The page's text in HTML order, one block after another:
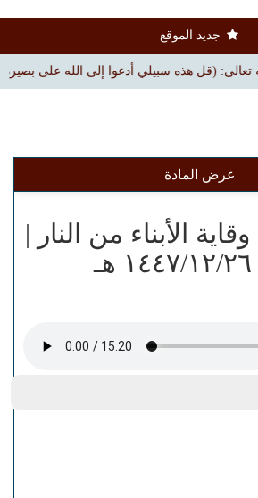
جديد الموقع
(قل هذه سبيلي أدعوا إلى الله على بصيرة) | بجامع
عرض المادة
الأبناء من النار |